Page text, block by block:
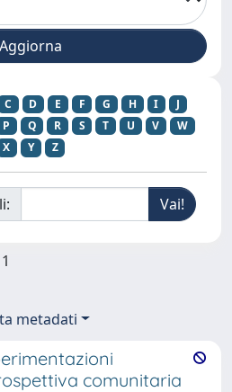
C D E F G H I
J
P Q R S T U V
W
X
Y Z
metadati
comunitaria